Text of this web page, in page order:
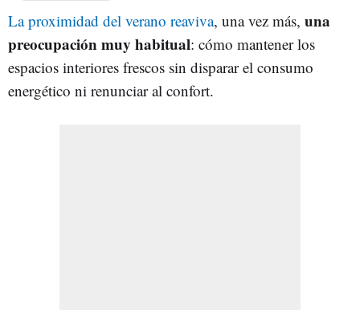
La proximidad del verano reaviva, una vez más, una
preocupación muy habitual: cómo mantener los
espacios interiores frescos sin disparar el consumo
energético ni renunciar al confort.